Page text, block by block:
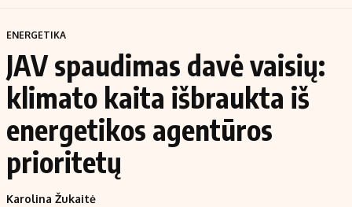
ENERGETIKA
JAV spaudimas davė vaisių:
klimato kaita išbraukta iš
energetikos agentūros
prioritetų
Karolina Žukaitė